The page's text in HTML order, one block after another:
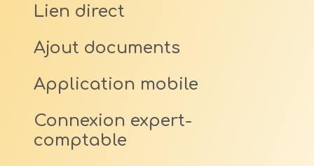
Lien direct
Ajout documents
Application mobile
Connexion expert-
comptable